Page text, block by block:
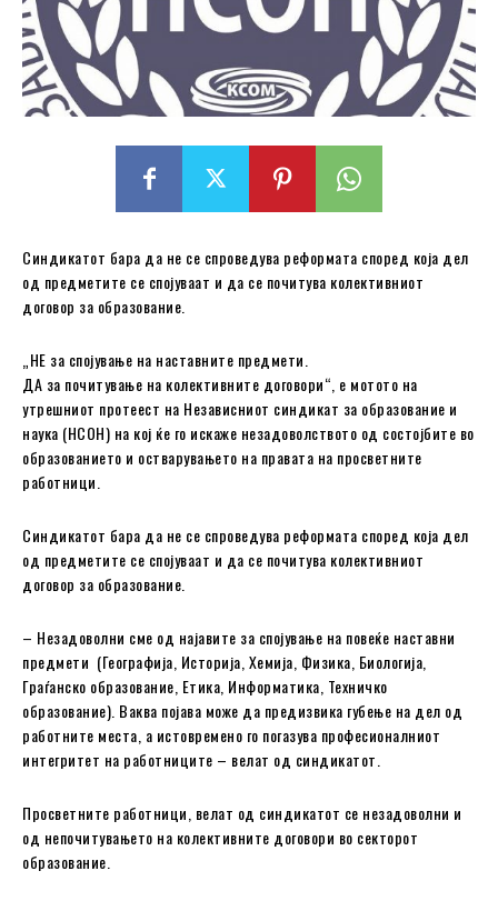
Синдикатот бара да не се спроведува реформата според која дел
од предметите се спојуваат и да се почитува колективниот
договор за образование.
„НЕ за спојување на наставните предмети.
ДА за почитување на колективните договори“, е мотото на
утрешниот протеест на Независниот синдикат за образование и
наука (НСОН) на кој ќе го искаже незадоволството од состојбите во
образованието и остварувањето на правата на просветните
работници.
Синдикатот бара да не се спроведува реформата според која дел
од предметите се спојуваат и да се почитува колективниот
договор за образование.
– Незадоволни сме од најавите за спојување на повеќе наставни
предмети (Географија, Историја, Хемија, Физика, Биологија,
Граѓанско образование, Етика, Информатика, Техничко
образование). Ваква појава може да предизвика губење на дел од
работните места, а истовремено го погазува професионалниот
интегритет на работниците – велат од синдикатот.
Просветните работници, велат од синдикатот се незадоволни и
од непочитувањето на колективните договори во секторот
образование.